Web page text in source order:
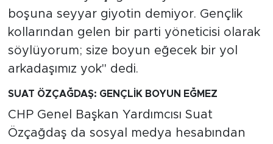
boşuna seyyar giyotin demiyor. Gençlik
kollarından gelen bir parti yöneticisi olarak
söylüyorum; size boyun eğecek bir yol
arkadaşımız yok" dedi.
SUAT ÖZÇAĞDAŞ: GENÇLİK BOYUN EĞMEZ
CHP Genel Başkan Yardımcısı Suat
Özçağdaş da sosyal medya hesabından